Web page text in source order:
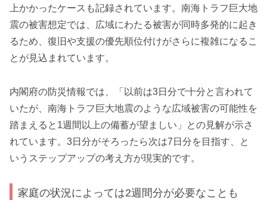
上かかったケースも記録されています。南海トラフ巨大地
震の被害想定では、広域にわたる被害が同時多発的に起き
るため、復旧や支援の優先順位付けがさらに複雑になるこ
とが見込まれています。
内閣府の防災情報では、「以前は3日分で十分と言われて
いたが、南海トラフ巨大地震のような広域被害の可能性を
踏まえると1週間以上の備蓄が望ましい」との見解が示さ
れています。3日分がそろったら次は7日分を目指す、と
いうステップアップの考え方が現実的です。
家庭の状況によっては2週間分が必要なことも